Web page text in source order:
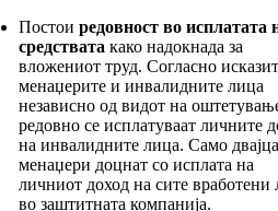
Постои редовност во исплатата
средствата како надокнада за
вложениот труд. Согласно
менаџерите и инвалидните лица
независно од видот на
редовно се исплатуваат личните
на инвалидните лица. Само двајца
менаџери доцнат со исплата на
личниот доход на сите вработени
во заштитната компанија.